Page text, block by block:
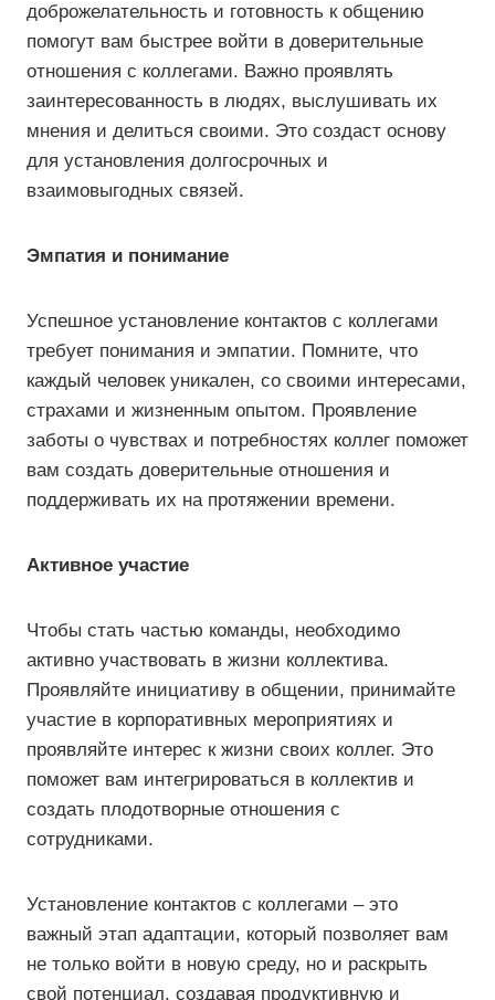
доброжелательность и готовность к общению
помогут вам быстрее войти в доверительные
отношения с коллегами. Важно проявлять
заинтересованность в людях, выслушивать их
мнения и делиться своими. Это создаст основу
для установления долгосрочных и
взаимовыгодных связей.
Эмпатия и понимание
Успешное установление контактов с коллегами
требует понимания и эмпатии. Помните, что
каждый человек уникален, со своими интересами,
страхами и жизненным опытом. Проявление
заботы о чувствах и потребностях коллег поможет
вам создать доверительные отношения и
поддерживать их на протяжении времени.
Активное участие
Чтобы стать частью команды, необходимо
активно участвовать в жизни коллектива.
Проявляйте инициативу в общении, принимайте
участие в корпоративных мероприятиях и
проявляйте интерес к жизни своих коллег. Это
поможет вам интегрироваться в коллектив и
создать плодотворные отношения с
сотрудниками.
Установление контактов с коллегами – это
важный этап адаптации, который позволяет вам
не только войти в новую среду, но и раскрыть
свой потенциал, создавая продуктивную и